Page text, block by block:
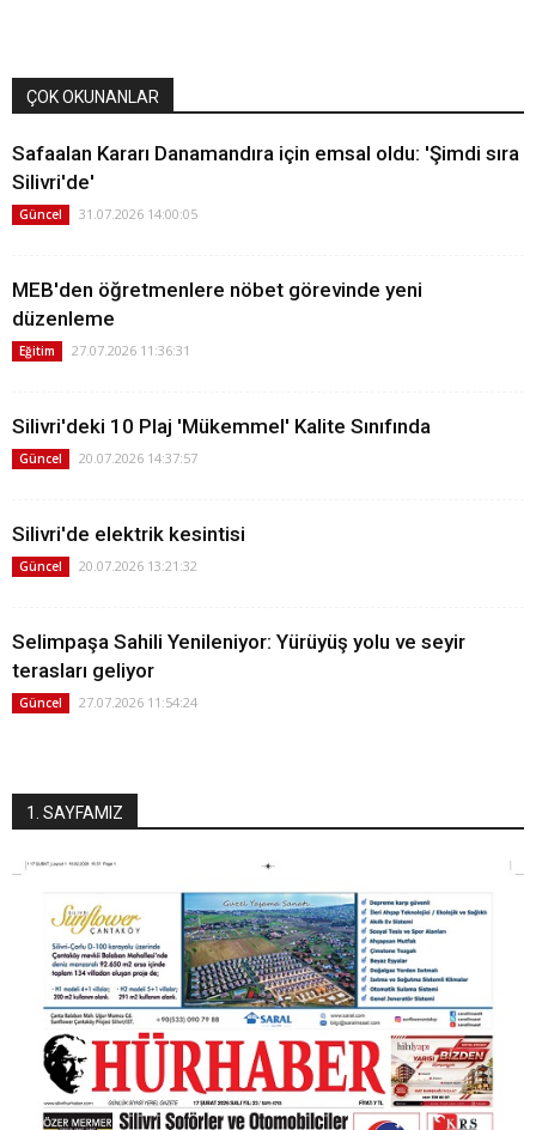
ÇOK OKUNANLAR
Safaalan Kararı Danamandıra için emsal oldu: 'Şimdi sıra
Silivri'de'
Güncel 31.07.2026 14:00:05
MEB'den öğretmenlere nöbet görevinde yeni
düzenleme
Eğitim 27.07.2026 11:36:31
Silivri'deki 10 Plaj 'Mükemmel' Kalite Sınıfında
Güncel 20.07.2026 14:37:57
Silivri'de elektrik kesintisi
Güncel 20.07.2026 13:21:32
Selimpaşa Sahili Yenileniyor: Yürüyüş yolu ve seyir
terasları geliyor
Güncel 27.07.2026 11:54:24
1. SAYFAMIZ